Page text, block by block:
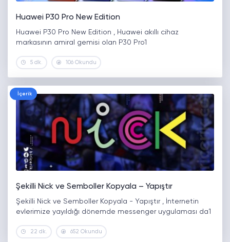
Huawei P30 Pro New Edition
Huawei P30 Pro New Edition , Huawei akıllı cihaz
markasının amiral gemisi olan P30 Pro1
5 dk. 106 Okundu
İçerik
Şekilli Nick ve Semboller Kopyala – Yapıştır
Şekilli Nick ve Semboller Kopyala - Yapıştır , İnternetin
evlerimize yayıldığı dönemde messenger uygulaması da1
22 dk. 652 Okundu